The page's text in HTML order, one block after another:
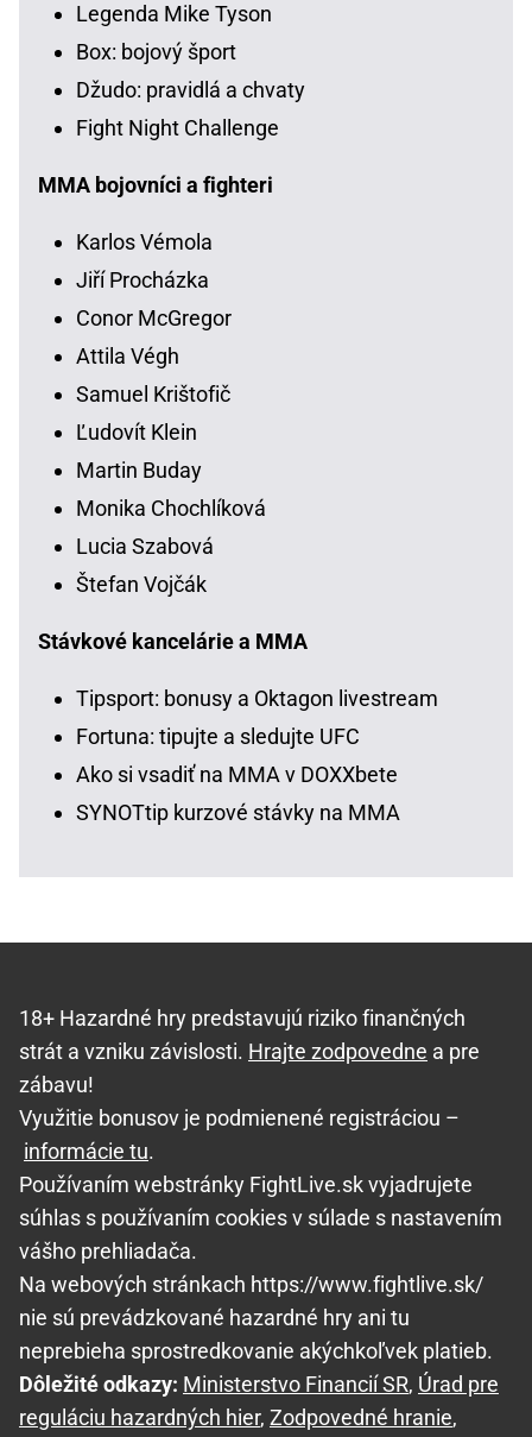
Legenda Mike Tyson
Box: bojový šport
Džudo: pravidlá a chvaty
Fight Night Challenge
MMA bojovníci a fighteri
Karlos Vémola
Jiří Procházka
Conor McGregor
Attila Végh
Samuel Krištofič
Ľudovít Klein
Martin Buday
Monika Chochlíková
Lucia Szabová
Štefan Vojčák
Stávkové kancelárie a MMA
Tipsport: bonusy a Oktagon livestream
Fortuna: tipujte a sledujte UFC
Ako si vsadiť na MMA v DOXXbete
SYNOTtip kurzové stávky na MMA
18+ Hazardné hry predstavujú riziko finančných
strát a vzniku závislosti. Hrajte zodpovedne a pre
zábavu!
Využitie bonusov je podmienené registráciou –
informácie tu.
Používaním webstránky FightLive.sk vyjadrujete
súhlas s používaním cookies v súlade s nastavením
vášho prehliadača.
Na webových stránkach https://www.fightlive.sk/
nie sú prevádzkované hazardné hry ani tu
neprebieha sprostredkovanie akýchkoľvek platieb.
Dôležité odkazy: Ministerstvo Financií SR, Úrad pre
reguláciu hazardných hier, Zodpovedné hranie,